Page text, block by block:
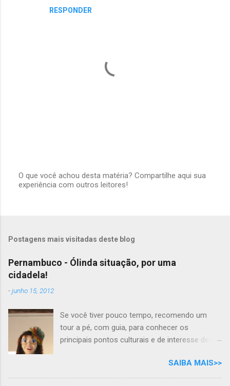
RESPONDER
P
u
c
o
m
e
á
i
o
O que você achou desta matéria? Compartilhe aqui sua
experiência com outros leitores!
Postagens mais visitadas deste blog
Pernambuco - Ólinda situação, por uma
cidadela!
-junho 15, 2012
Se você tiver pouco tempo, recomendo um
tour a pé, com guia, para conhecer os
principais pontos culturais e de interesse desta
você tem todo o tempo do mundo, por que não
desfrutar as delícias e os prazeres das belezas
SAIBA MAIS>>